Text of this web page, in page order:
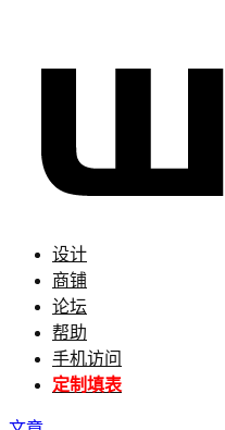
设计
商铺
论坛
帮助
手机访问
定制填表